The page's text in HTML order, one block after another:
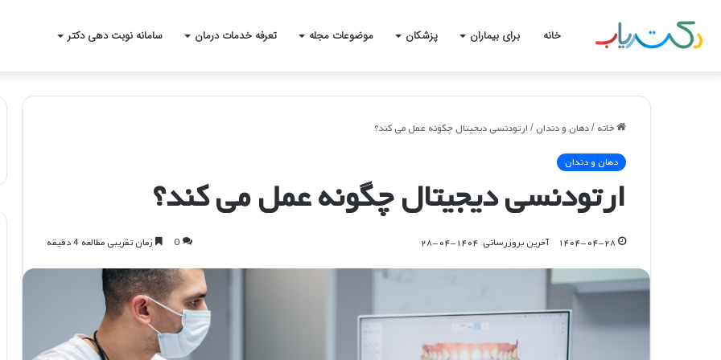
خانه برای بیماران پزشکان موضوعات مجله تعرفه خدمات درمان سامانه نوبت دهی دکتر
خانه /دهان و دندان/ ارتودنسی دیجیتال چگونه عمل می کند؟
دهان و دندان
ارتودنسی دیجیتال چگونه عمل می کند؟
۱۴۰۴-۰۴-۲۸ آخرین بروزرسانی: ۱۴۰۴-۰۴-۲۸ 0 زمان تقریبی مطالعه 4 دقیقه